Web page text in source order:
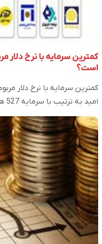
کمترین سرمایه با نرخ دلار
است؟
کمترین سرمایه با نرخ دلار
امید به ترتیب با سرمایه 527 هزار دلار، یک میلیون دلار و یک…